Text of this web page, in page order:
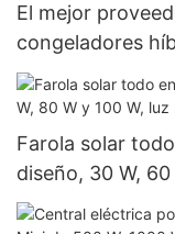
El mejor
congeladores
con panel solar.
Farola solar
diseño, 30 W,
integrada.